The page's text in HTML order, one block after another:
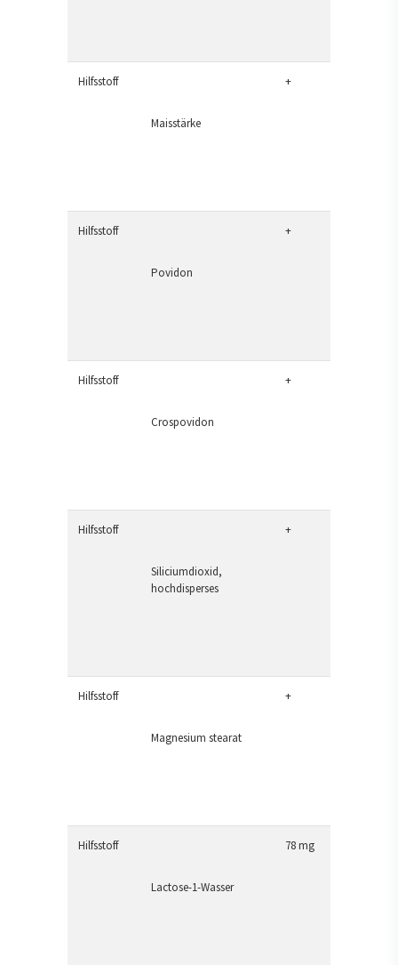
Hilfsstoff
Maisstärke
+
Hilfsstoff
Povidon
+
Hilfsstoff
Crospovidon
+
Hilfsstoff
Siliciumdioxid,
hochdisperses
+
Hilfsstoff
Magnesium stearat
+
Hilfsstoff
Lactose-1-Wasser
78 mg